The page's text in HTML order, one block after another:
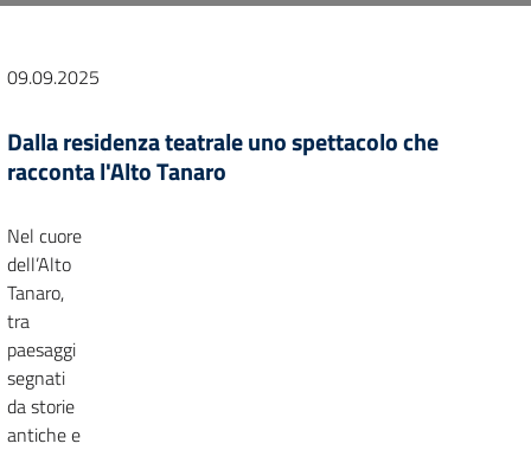
rigenerazione culturale e
sociale tra storia e
paesaggio
09.09.2025
Dalla residenza teatrale uno spettacolo che
racconta l'Alto Tanaro
Nel cuore
dell’Alto
Tanaro,
tra
paesaggi
segnati
da storie
antiche e